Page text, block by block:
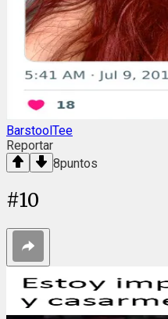
BarstoolTee
Reportar
8puntos
#10